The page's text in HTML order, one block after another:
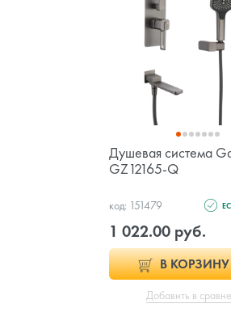
Душевая система
GZ12165-Q
код: 151479
1 022.00 руб.
В КОРЗИНУ
Добавить в